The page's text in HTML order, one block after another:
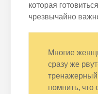
которая
чрезвычайно
Многие
сразу же
помнить, что